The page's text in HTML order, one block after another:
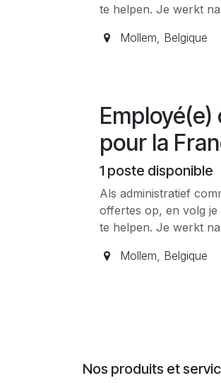
te helpen. Je werkt
Mollem, Belgique
pour la
1 poste disponible
Als administratief
offertes op, en volg
te helpen. Je werkt
Mollem, Belgique
Nos produits et